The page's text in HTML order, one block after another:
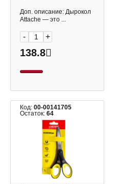
Доп. описание: Дырокол
Attache — это ...
- +
138.8
Код: 00-00141705
Остаток: 64